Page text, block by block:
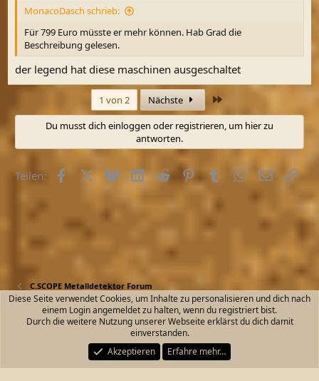
MonacoDasch schrieb:
Für 799 Euro müsste er mehr können. Hab Grad die
Beschreibung gelesen.
der legend hat diese maschinen ausgeschaltet
1 von 2 Nächste
Du musst dich einloggen oder registrieren, um hier zu
antworten.
Teilen: Facebook
X (Twitter)
BlueskyLinkedInRedditPinterestTumblrWhatsApp
E-MailLink
C.SCOPE Metalldetektor Forum
Kontakt Nutzungsbedingungen
Datenschutz
Start
R
S
Community platform by XenForo® © 2010-2026 XenForo Ltd.
Diese Seite verwendet Cookies, um Inhalte zu personalisieren und dich nach
einem Login angemeldet zu halten, wenn du registriert bist.
Durch die weitere Nutzung unserer Webseite erklärst du dich damit
einverstanden.
Akzeptieren
Erfahre mehr…